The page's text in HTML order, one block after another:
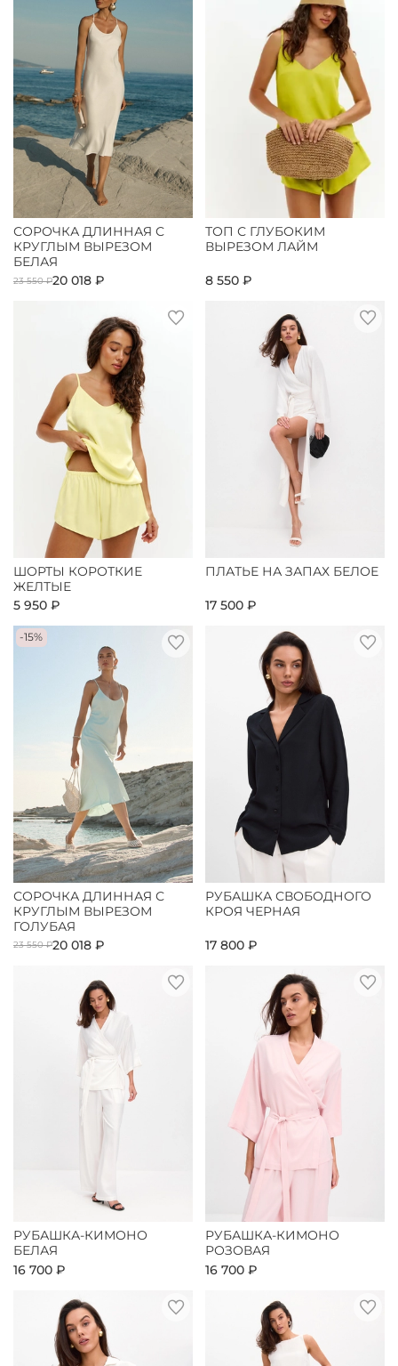
СОРОЧКА ДЛИННАЯ С
КРУГЛЫМ ВЫРЕЗОМ
БЕЛАЯ
23 550 ₽20 018 ₽
ТОП С ГЛУБОКИМ
ВЫРЕЗОМ ЛАЙМ
8 550 ₽
ШОРТЫ КОРОТКИЕ
ЖЕЛТЫЕ
5 950 ₽
ПЛАТЬЕ НА ЗАПАХ БЕЛОЕ
17 500 ₽
-15%
СОРОЧКА ДЛИННАЯ С
КРУГЛЫМ ВЫРЕЗОМ
ГОЛУБАЯ
23 550 ₽20 018 ₽
РУБАШКА СВОБОДНОГО
КРОЯ ЧЕРНАЯ
17 800 ₽
РУБАШКА-КИМОНО
БЕЛАЯ
16 700 ₽
РУБАШКА-КИМОНО
РОЗОВАЯ
16 700 ₽